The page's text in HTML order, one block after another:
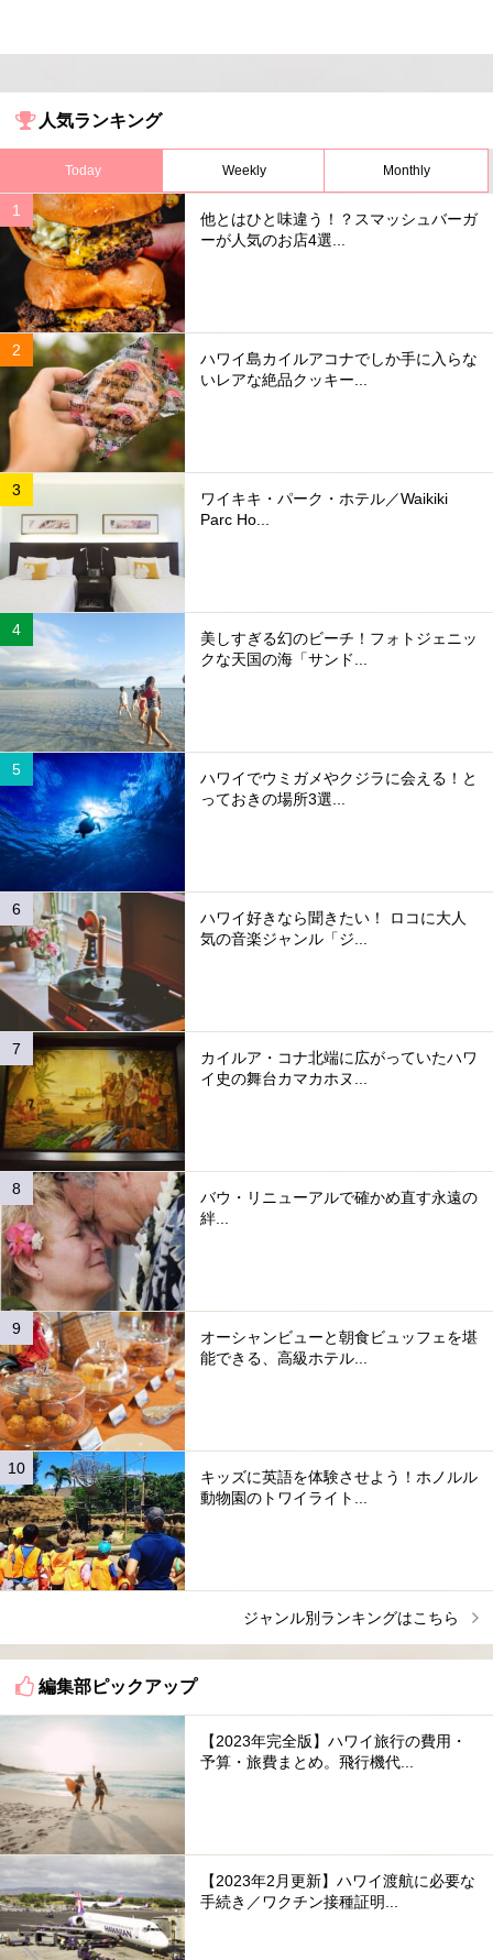
人気ランキング
Today Weekly Monthly
他とはひと味違う！？スマッシュバーガ
ーが人気のお店4選...
ハワイ島カイルアコナでしか手に入らな
いレアな絶品クッキー...
ワイキキ・パーク・ホテル／Waikiki
Parc Ho...
美しすぎる幻のビーチ！フォトジェニッ
クな天国の海「サンド...
ハワイでウミガメやクジラに会える！と
っておきの場所3選...
ハワイ好きなら聞きたい！ ロコに大人
気の音楽ジャンル「ジ...
カイルア・コナ北端に広がっていたハワ
イ史の舞台カマカホヌ...
バウ・リニューアルで確かめ直す永遠の
絆...
オーシャンビューと朝食ビュッフェを堪
能できる、高級ホテル...
キッズに英語を体験させよう！ホノルル
動物園のトワイライト...
ジャンル別ランキングはこちら
編集部ピックアップ
【2023年完全版】ハワイ旅行の費用・
予算・旅費まとめ。飛行機代...
【2023年2月更新】ハワイ渡航に必要な
手続き／ワクチン接種証明...